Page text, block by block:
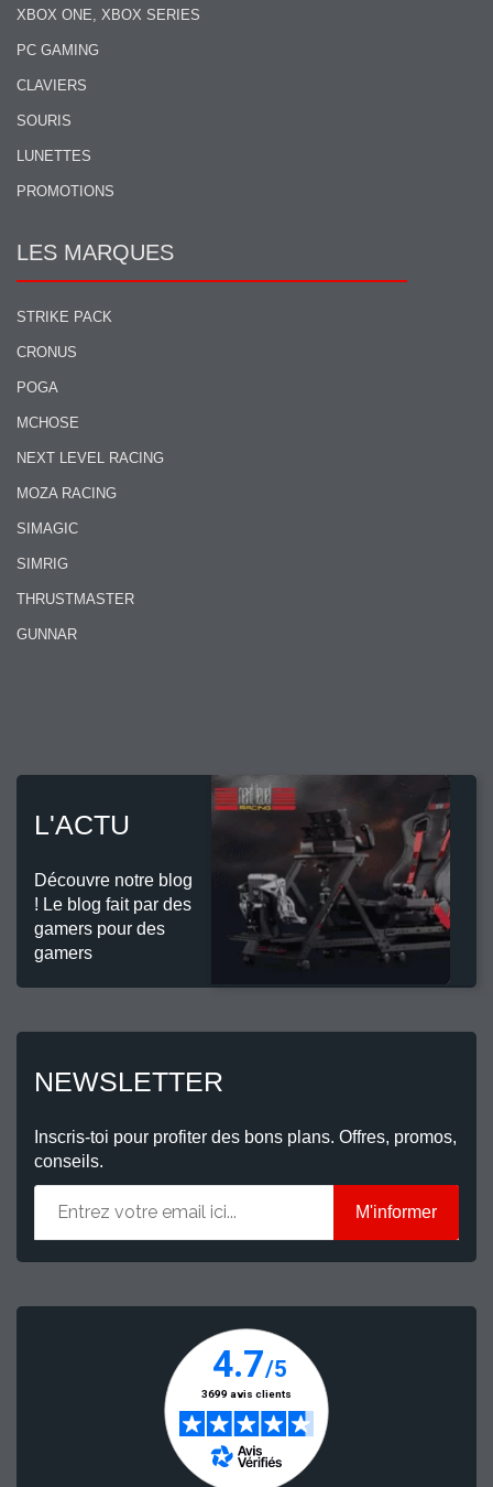
XBOX ONE, XBOX SERIES
PC GAMING
CLAVIERS
SOURIS
LUNETTES
PROMOTIONS
LES MARQUES
STRIKE PACK
CRONUS
POGA
MCHOSE
NEXT LEVEL RACING
MOZA RACING
SIMAGIC
SIMRIG
THRUSTMASTER
GUNNAR
L'ACTU
Découvre notre blog
! Le blog fait par des
gamers pour des
gamers
NEWSLETTER
Inscris-toi pour profiter des bons plans. Offres, promos,
conseils.
M'informer